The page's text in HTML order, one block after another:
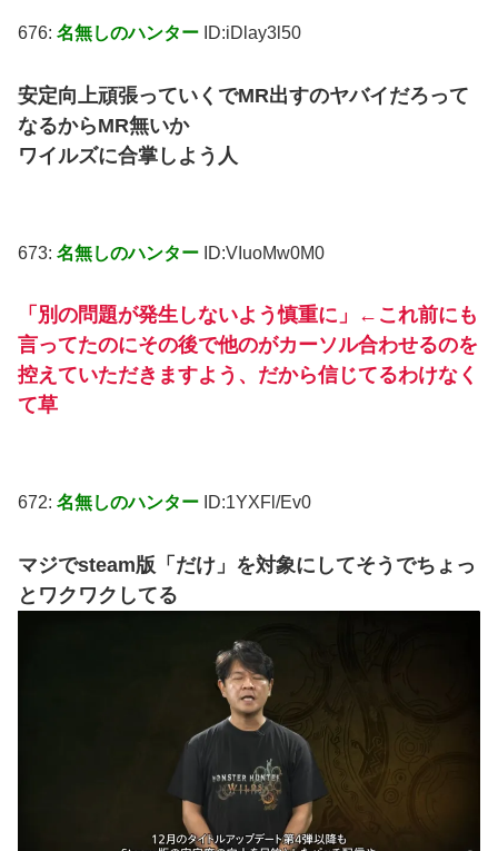
676: 名無しのハンター ID:iDlay3l50
安定向上頑張っていくでMR出すのヤバイだろって
なるからMR無いか
ワイルズに合掌しよう人
673: 名無しのハンター ID:VIuoMw0M0
「別の問題が発生しないよう慎重に」←これ前にも
言ってたのにその後で他のがカーソル合わせるのを
控えていただきますよう、だから信じてるわけなく
て草
672: 名無しのハンター ID:1YXFl/Ev0
マジでsteam版「だけ」を対象にしてそうでちょっ
とワクワクしてる